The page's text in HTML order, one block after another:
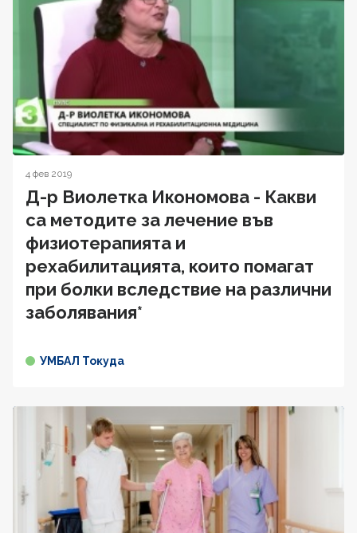
4 фев 2019
Д-р Виолетка Икономова - Какви
са методите за лечение във
физиотерапията и
рехабилитацията, които помагат
при болки вследствие на различни
заболявания*
УМБАЛ Токуда